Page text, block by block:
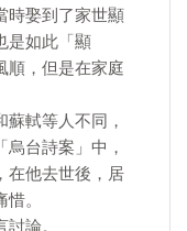
時娶到了家世顯
是如此「顯
順，但是在家庭
軾等人不同，
台詩案」中，
在他去世後，居
。
論。